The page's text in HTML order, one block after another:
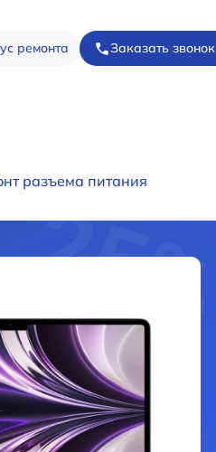
ремонта Заказать звонок
разъема питания